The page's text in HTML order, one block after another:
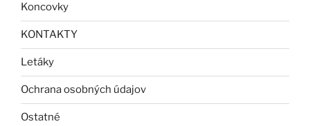
Koncovky
KONTAKTY
Letáky
Ochrana osobných údajov
Ostatné